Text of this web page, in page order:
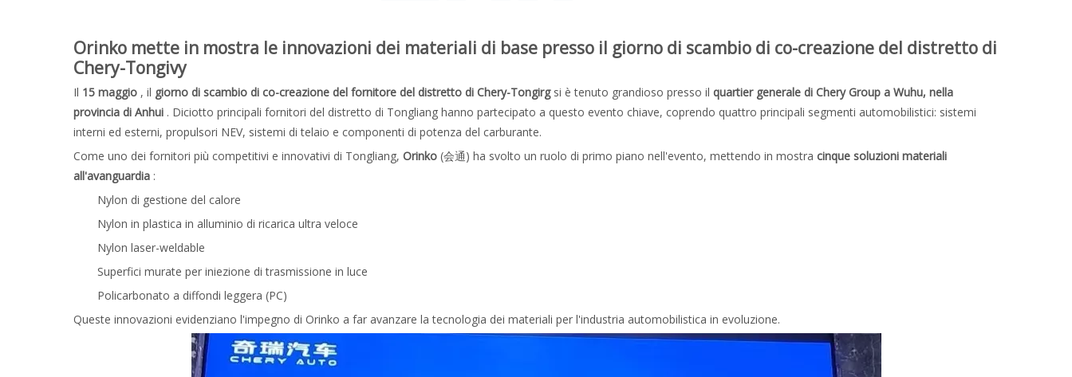
Orinko mette in mostra le innovazioni dei materiali di base presso il giorno di scambio di co-creazione del distretto di
Chery-Tongivy
Il 15 maggio , il giorno di scambio di co-creazione del fornitore del distretto di Chery-Tongirg si è tenuto grandioso presso il quartier generale di Chery Group a Wuhu, nella
provincia di Anhui . Diciotto principali fornitori del distretto di Tongliang hanno partecipato a questo evento chiave, coprendo quattro principali segmenti automobilistici: sistemi
interni ed esterni, propulsori NEV, sistemi di telaio e componenti di potenza del carburante.
Come uno dei fornitori più competitivi e innovativi di Tongliang, Orinko (会通) ha svolto un ruolo di primo piano nell'evento, mettendo in mostra cinque soluzioni materiali
all'avanguardia :
Nylon di gestione del calore
Nylon in plastica in alluminio di ricarica ultra veloce
Nylon laser-weldable
Superfici murate per iniezione di trasmissione in luce
Policarbonato a diffondi leggera (PC)
Queste innovazioni evidenziano l'impegno di Orinko a far avanzare la tecnologia dei materiali per l'industria automobilistica in evoluzione.